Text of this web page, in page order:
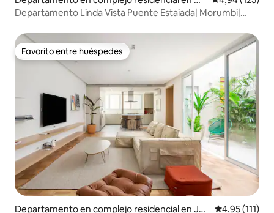
orumbi
Departamento Linda Vista Puente Estaiada| Morumbi|
Favorito entre huéspedes
Favorito entre huéspedes
Departamento en complejo residencial en Jar
Calificación
4,95 (111)